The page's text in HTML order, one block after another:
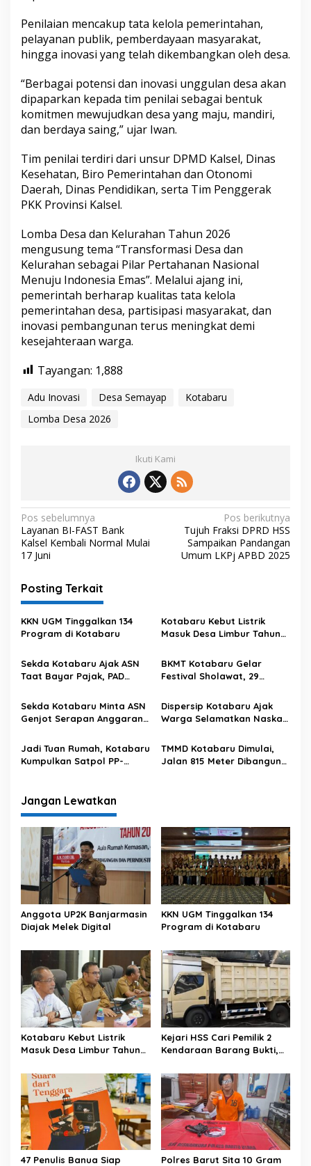
Penilaian mencakup tata kelola pemerintahan,
pelayanan publik, pemberdayaan masyarakat,
hingga inovasi yang telah dikembangkan oleh desa.
“Berbagai potensi dan inovasi unggulan desa akan
dipaparkan kepada tim penilai sebagai bentuk
komitmen mewujudkan desa yang maju, mandiri,
dan berdaya saing,” ujar Iwan.
Tim penilai terdiri dari unsur DPMD Kalsel, Dinas
Kesehatan, Biro Pemerintahan dan Otonomi
Daerah, Dinas Pendidikan, serta Tim Penggerak
PKK Provinsi Kalsel.
Lomba Desa dan Kelurahan Tahun 2026
mengusung tema “Transformasi Desa dan
Kelurahan sebagai Pilar Pertahanan Nasional
Menuju Indonesia Emas”. Melalui ajang ini,
pemerintah berharap kualitas tata kelola
pemerintahan desa, partisipasi masyarakat, dan
inovasi pembangunan terus meningkat demi
kesejahteraan warga.
Tayangan: 1,888
Adu Inovasi Desa Semayap
Kotabaru
Lomba Desa 2026
Ikuti Kami
N
a
v
i
g
a
s
i
p
s
Pos sebelumnya
Layanan BI-FAST Bank
Kalsel Kembali Normal Mulai
17 Juni
Pos berikutnya
Tujuh Fraksi DPRD HSS
Sampaikan Pandangan
Umum LKPj APBD 2025
Posting Terkait
KKN UGM Tinggalkan 134
Program di Kotabaru
Kotabaru Kebut Listrik
Masuk Desa Limbur Tahun
Sekda Kotabaru Ajak ASN
Taat Bayar Pajak, PAD
BKMT Kotabaru Gelar
Festival Sholawat, 29
Sekda Kotabaru Minta ASN
Genjot Serapan Anggaran
Dispersip Kotabaru Ajak
Warga Selamatkan Naskah
Jadi Tuan Rumah, Kotabaru
Kumpulkan Satpol PP-
TMMD Kotabaru Dimulai,
Jalan 815 Meter Dibangun
Jangan Lewatkan
Anggota UP2K Banjarmasin
Diajak Melek Digital
KKN UGM Tinggalkan 134
Program di Kotabaru
Kotabaru Kebut Listrik
Masuk Desa Limbur Tahun
Kejari HSS Cari Pemilik 2
Kendaraan Barang Bukti,
47 Penulis Banua Siap Polres Barut Sita 10 Gram